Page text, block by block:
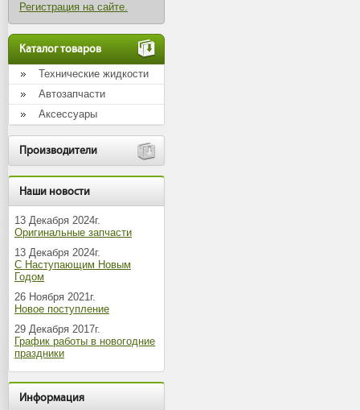
Регистрация на сайте.
Каталог товаров
Технические жидкости
Автозапчасти
Аксессуары
Производители
Наши новости
13 Декабря 2024г.
Оригинальные запчасти
13 Декабря 2024г.
С Наступающим Новым
Годом
26 Ноября 2021г.
Новое поступление
29 Декабря 2017г.
График работы в новогодние
праздники
Информация